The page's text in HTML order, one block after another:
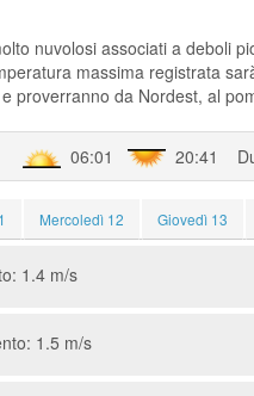
nuvolosi associati a deboli
massima registrata
proverranno da Nordest, al
06:01 20:41
Mercoledì 12 Giovedì 13
1.4 m/s
1.5 m/s